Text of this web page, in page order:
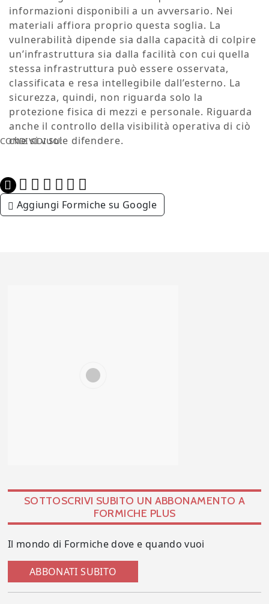
informazioni disponibili a un avversario. Nei
materiali affiora proprio questa soglia. La
vulnerabilità dipende sia dalla capacità di colpire
un’infrastruttura sia dalla facilità con cui quella
stessa infrastruttura può essere osservata,
classificata e resa intellegibile dall’esterno. La
sicurezza, quindi, non riguarda solo la
protezione fisica di mezzi e personale. Riguarda
anche il controllo della visibilità operativa di ciò
che si vuole difendere.
CONDIVIDI SU:
Aggiungi Formiche su Google
SOTTOSCRIVI SUBITO UN ABBONAMENTO A
FORMICHE PLUS
Il mondo di Formiche dove e quando vuoi
ABBONATI SUBITO